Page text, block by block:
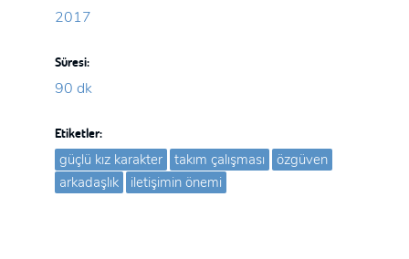
2017
Süresi:
90 dk
Etiketler:
güçlü kız karakter takım çalışması
özgüven
arkadaşlık
iletişimin önemi